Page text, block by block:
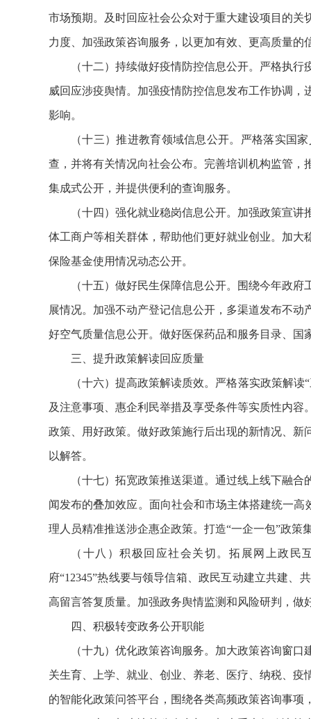
市场预期。及时回应社会公众对于重大建设项目的
力度、加强政策咨询服务，以更加有效、更高质量的
（十二）持续做好疫情防控信息公开。严格执
威回应涉疫舆情。加强疫情防控信息发布工作协调
影响。
（十三）推进教育领域信息公开。严格落实国
查，并将有关情况向社会公布。完善培训机构监管
集成式公开，并提供便利的查询服务。
（十四）强化就业稳岗信息公开。加强政策宣
体工商户等相关群体，帮助他们更好就业创业。加
保险基金使用情况动态公开。
（十五）做好民生保障信息公开。围绕今年政
展情况。加强不动产登记信息公开，多渠道发布不
好空气质量信息公开。做好医保药品和服务目录、
三、提升政策解读回应质量
（十六）提高政策解读质效。严格落实政策解
及注意事项、惠企利民举措及享受条件等实质性内
政策、用好政策。做好政策施行后出现的新情况、
以解答。
（十七）拓宽政策推送渠道。通过线上线下融
闻发布的叠加效应。面向社会和市场主体搭建统一
理人员精准推送涉企惠企政策。打造“一企一包”政策
（十八）积极回应社会关切。拓展网上政
府“12345”热线要与领导信箱、政民互动建立共建
高留言答复质量。加强政务舆情监测和风险研判，
四、积极转变政务公开职能
（十九）优化政策咨询服务。加大政策咨询窗
关生育、上学、就业、创业、养老、医疗、纳税、
的智能化政策问答平台，围绕各类高频政策咨询事